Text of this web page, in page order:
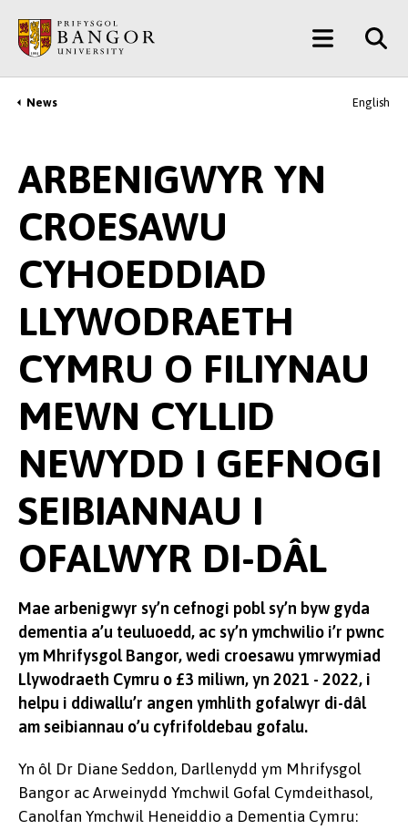
Prif
Gynnwys
Main
Menu
Breadcrumb
News English
ARBENIGWYR YN
CROESAWU
CYHOEDDIAD
LLYWODRAETH
CYMRU O FILIYNAU
MEWN CYLLID
NEWYDD I GEFNOGI
SEIBIANNAU I
OFALWYR DI-DÂL
Mae arbenigwyr sy’n cefnogi pobl sy’n byw gyda
dementia a’u teuluoedd, ac sy’n ymchwilio i’r pwnc
ym Mhrifysgol Bangor, wedi croesawu ymrwymiad
Llywodraeth Cymru o £3 miliwn, yn 2021 - 2022, i
helpu i ddiwallu’r angen ymhlith gofalwyr di-dâl
am seibiannau o’u cyfrifoldebau gofalu.
Yn ôl Dr Diane Seddon, Darllenydd ym Mhrifysgol
Bangor ac Arweinydd Ymchwil Gofal Cymdeithasol,
Canolfan Ymchwil Heneiddio a Dementia Cymru: